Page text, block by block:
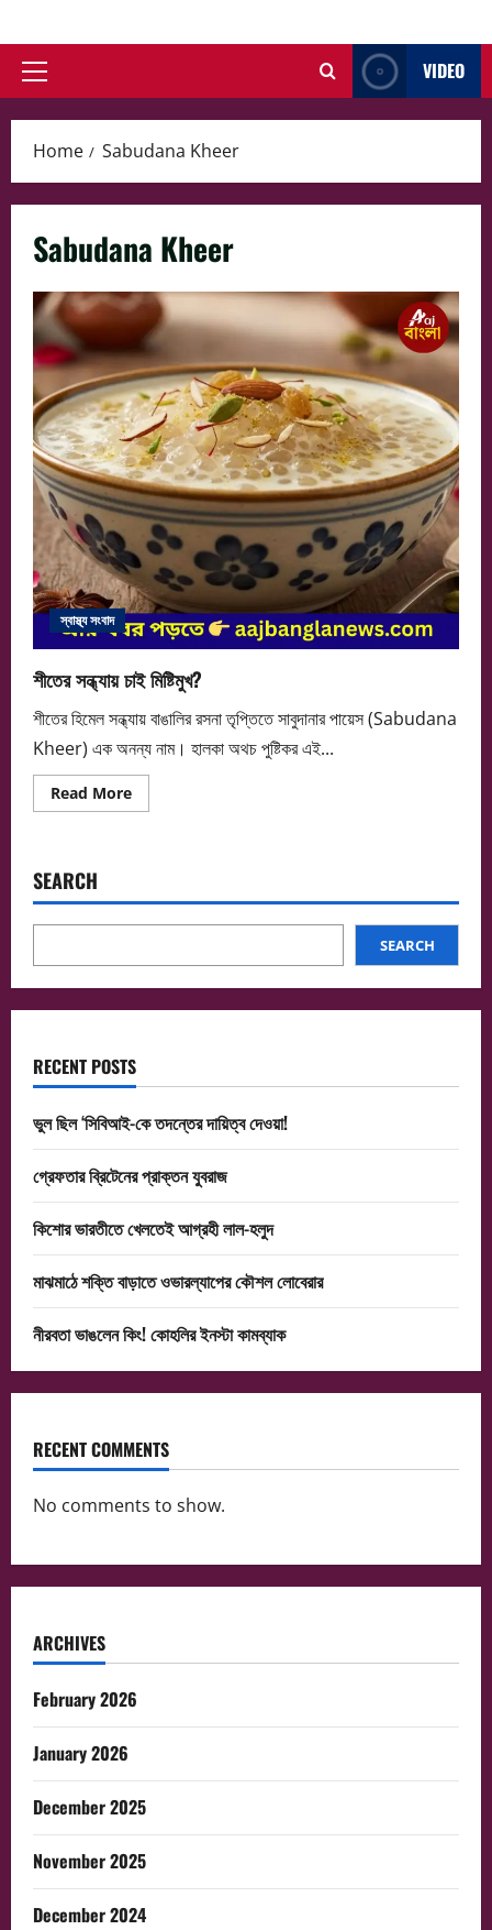
to
contentPrimary
VIDEO
Home Sabudana Kheer
Sabudana Kheer
স্বাস্থ্য সংবাদ
শীতের সন্ধ্যায় চাই মিষ্টিমুখ?
শীতের হিমেল সন্ধ্যায় বাঙালির রসনা তৃপ্তিতে সাবুদানার পায়েস (Sabudana
Kheer) এক অনন্য নাম। হালকা অথচ পুষ্টিকর এই...
Read MoreRead
more
SEARCH
SEARCH
RECENT POSTS
ভুল ছিল ‘সিবিআই-কে তদন্তের দায়িত্ব দেওয়া!
গ্রেফতার ব্রিটেনের প্রাক্তন যুবরাজ
কিশোর ভারতীতে খেলতেই আগ্রহী লাল-হলুদ
মাঝমাঠে শক্তি বাড়াতে ওভারল্যাপের কৌশল লোবেরার
নীরবতা ভাঙলেন কিং! কোহলির ইনস্টা কামব্যাক
RECENT COMMENTS
No comments to show.
ARCHIVES
February 2026
January 2026
December 2025
November 2025
December 2024